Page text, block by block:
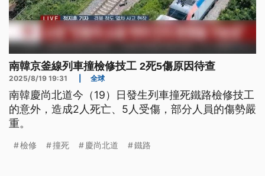
南韓京釜線列車撞檢修技工 2死5傷原因待查
2025/8/19 19:31 全球
南韓慶尚北道今（19）日發生列車撞死鐵路檢修技工
的意外，造成2人死亡、5人受傷，部分人員的傷勢嚴
重。
檢修 撞死 慶尚北道 鐵路